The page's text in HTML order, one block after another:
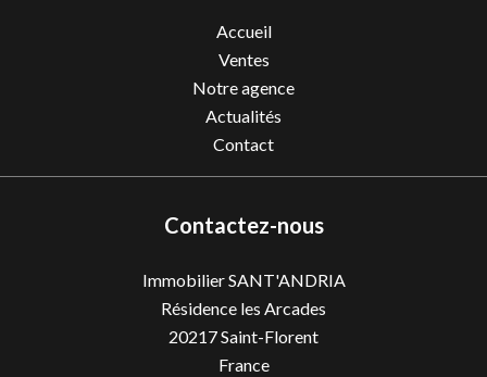
Accueil
Ventes
Notre agence
Actualités
Contact
Contactez-nous
Immobilier SANT'ANDRIA
Résidence les Arcades
20217Saint-Florent
France